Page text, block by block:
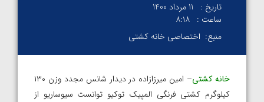
تاریخ :
11 مرداد 1400
ساعت : ۸:۱۸
منبع: اختصاصی خانه کشتی
خانه کشتی
– امین میرزازاده در دیدار شانس مجدد وزن ۱۳۰
کیلوگرم کشتی فرنگی المپیک توکیو توانست سیوساریو از